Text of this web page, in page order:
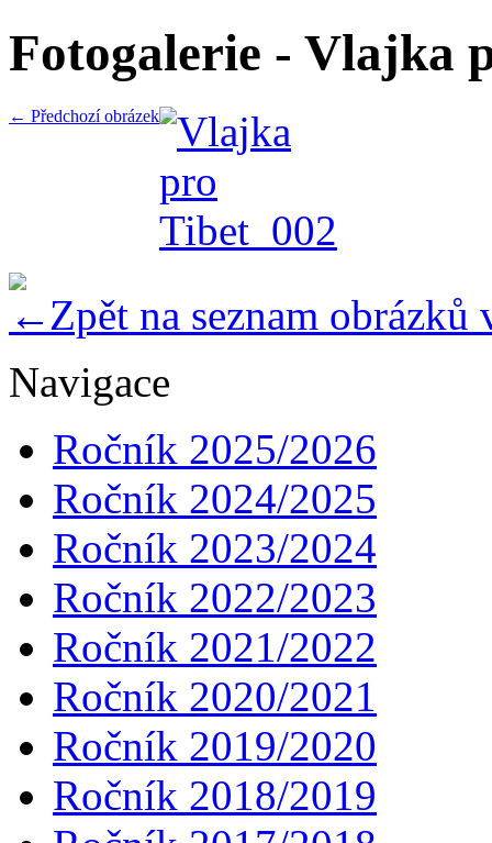
Fotogalerie - Vlajka
← Předchozí obrázek
Zpět na seznam obrázků
Navigace
Ročník 2025/2026
Ročník 2024/2025
Ročník 2023/2024
Ročník 2022/2023
Ročník 2021/2022
Ročník 2020/2021
Ročník 2019/2020
Ročník 2018/2019